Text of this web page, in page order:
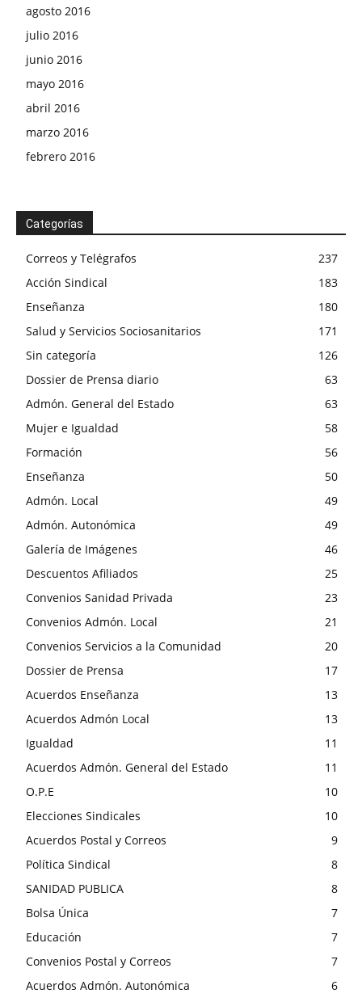
agosto 2016
julio 2016
junio 2016
mayo 2016
abril 2016
marzo 2016
febrero 2016
Categorías
Correos y Telégrafos
237
Acción Sindical
183
Enseñanza
180
Salud y Servicios Sociosanitarios
171
Sin categoría
126
Dossier de Prensa diario
63
Admón. General del Estado
63
Mujer e Igualdad
58
Formación
56
Enseñanza
50
Admón. Local
49
Admón. Autonómica
49
Galería de Imágenes
46
Descuentos Afiliados
25
Convenios Sanidad Privada
23
Convenios Admón. Local
21
Convenios Servicios a la Comunidad
20
Dossier de Prensa
17
Acuerdos Enseñanza
13
Acuerdos Admón Local
13
Igualdad
11
Acuerdos Admón. General del Estado
11
O.P.E
10
Elecciones Sindicales
10
Acuerdos Postal y Correos
9
Política Sindical
8
SANIDAD PUBLICA
8
Bolsa Única
7
Educación
7
Convenios Postal y Correos
7
Acuerdos Admón. Autonómica
6